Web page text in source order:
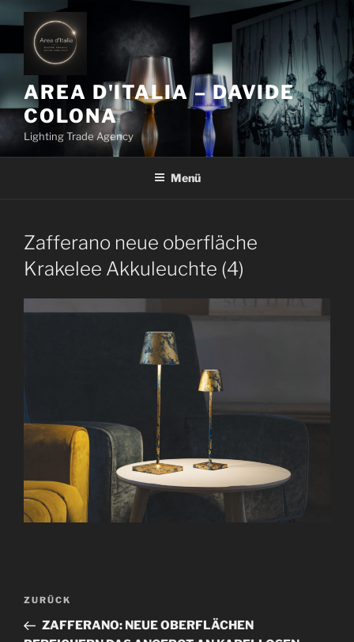
u
h
l
t
AREA D'ITALIA – DAVIDE
COLONA
Lighting Trade Agency
Menü
Zafferano neue oberfläche
Krakelee Akkuleuchte (4)
i
V
o
ZURÜCK
ZAFFERANO: NEUE OBERFLÄCHEN